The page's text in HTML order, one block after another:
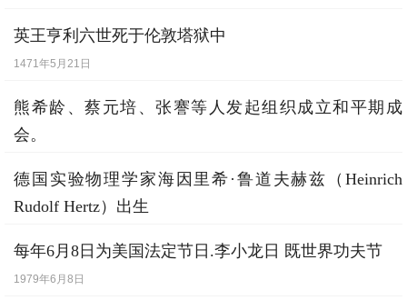
英王亨利六世死于伦敦塔狱中
1471年5月21日
熊希龄、蔡元培、张謇等人发起组织成立和平期成
会。
德国实验物理学家海因里希·鲁道夫赫兹（Heinrich
Rudolf Hertz）出生
每年6月8日为美国法定节日.李小龙日 既世界功夫节
1979年6月8日